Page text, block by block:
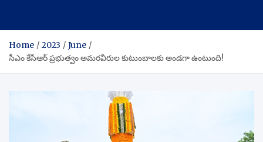
Home 2023
June
సీఎం కేసీఆర్ ప్రభుత్వం అమరవీరుల కుటుంబాలకు అండగా ఉంటుంది!